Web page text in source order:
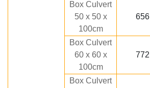
Box Culvert
50 x 50 x
100cm
656
Box Culvert
60 x 60 x
100cm
772
Box Culvert